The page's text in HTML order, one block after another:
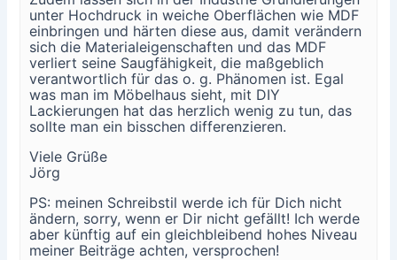
unter Hochdruck in weiche Oberflächen wie MDF
einbringen und härten diese aus, damit verändern
sich die Materialeigenschaften und das MDF
verliert seine Saugfähigkeit, die maßgeblich
verantwortlich für das o. g. Phänomen ist. Egal
was man im Möbelhaus sieht, mit DIY
Lackierungen hat das herzlich wenig zu tun, das
sollte man ein bisschen differenzieren.
Viele Grüße
Jörg
PS: meinen Schreibstil werde ich für Dich nicht
ändern, sorry, wenn er Dir nicht gefällt! Ich werde
aber künftig auf ein gleichbleibend hohes Niveau
meiner Beiträge achten, versprochen!